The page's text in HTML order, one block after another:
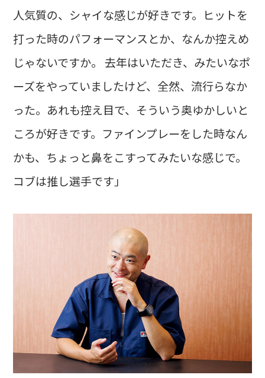
人気質の、シャイな感じが好きです。ヒットを
打った時のパフォーマンスとか、なんか控えめ
じゃないですか。 去年はいただき、みたいなポ
ーズをやっていましたけど、全然、流行らなか
った。あれも控え目で、そういう奥ゆかしいと
ころが好きです。ファインプレーをした時なん
かも、ちょっと鼻をこすってみたいな感じで。
コブは推し選手です」